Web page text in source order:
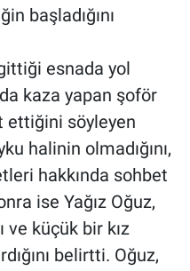
başladığını
esnada yol
kaza yapan şoför
ettiğini söyleyen
halinin olmadığını,
hakkında sohbet
ise Yağız Oğuz,
ve küçük bir kız
belirtti. Oğuz,